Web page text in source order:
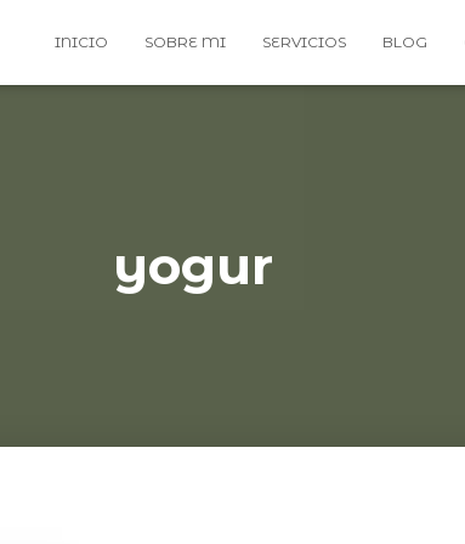
INICIO SOBRE MI SERVICIOS BLOG
yogur